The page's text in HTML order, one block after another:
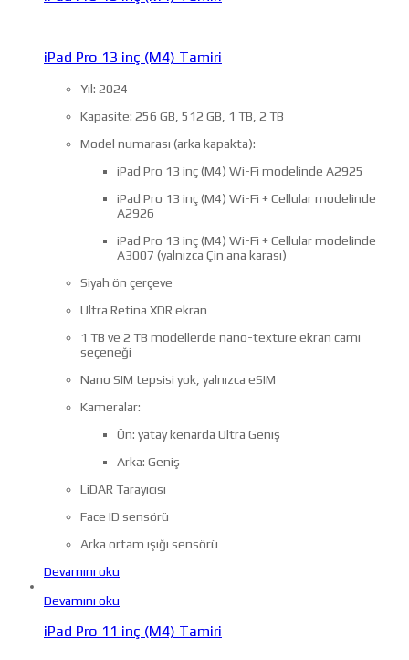
iPad Pro 13 inç (M4) Tamiri
Yıl: 2024
Kapasite: 256 GB, 512 GB, 1 TB, 2 TB
Model numarası (arka kapakta):
iPad Pro 13 inç (M4) Wi-Fi modelinde A2925
iPad Pro 13 inç (M4) Wi-Fi + Cellular modelinde
A2926
iPad Pro 13 inç (M4) Wi-Fi + Cellular modelinde
A3007 (yalnızca Çin ana karası)
Siyah ön çerçeve
Ultra Retina XDR ekran
1 TB ve 2 TB modellerde nano-texture ekran camı
seçeneği
Nano SIM tepsisi yok, yalnızca eSIM
Kameralar:
Ön: yatay kenarda Ultra Geniş
Arka: Geniş
LiDAR Tarayıcısı
Face ID sensörü
Arka ortam ışığı sensörü
Devamını oku
Devamını oku
iPad Pro 11 inç (M4) Tamiri